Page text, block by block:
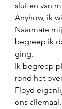
sluiten van
Anyhow, ik
Naarmate
begreep ik
ging.
Ik begreep
rond het
Floyd
ons allemaal.